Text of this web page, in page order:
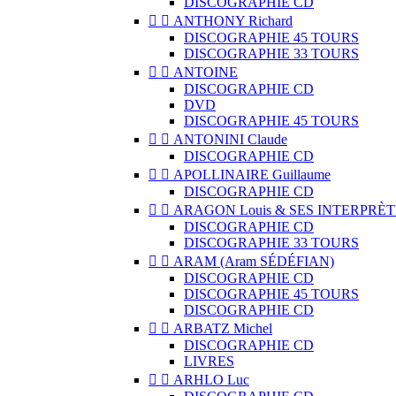
  ANTHONY Richard
DISCOGRAPHIE 45 TOURS
DISCOGRAPHIE 33 TOURS
  ANTOINE
DISCOGRAPHIE CD
DVD
DISCOGRAPHIE 45 TOURS
  ANTONINI Claude
DISCOGRAPHIE CD
  APOLLINAIRE Guillaume
DISCOGRAPHIE CD
  ARAGON Louis & SES
DISCOGRAPHIE CD
DISCOGRAPHIE 33 TOURS
  ARAM (Aram SÉDÉFIAN)
DISCOGRAPHIE CD
DISCOGRAPHIE 45 TOURS
DISCOGRAPHIE CD
  ARBATZ Michel
DISCOGRAPHIE CD
LIVRES
  ARHLO Luc